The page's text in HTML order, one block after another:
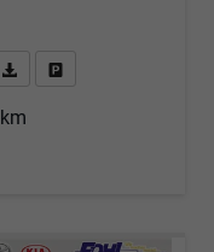
anfordern
Fahrzeugexpose (PDF)